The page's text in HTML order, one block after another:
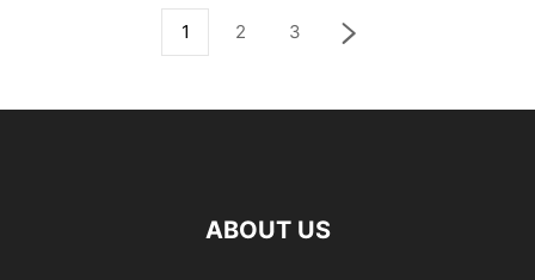
1 2 3
ABOUT US